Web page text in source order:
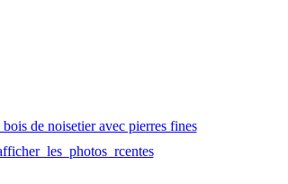
de noisetier avec pierres fines